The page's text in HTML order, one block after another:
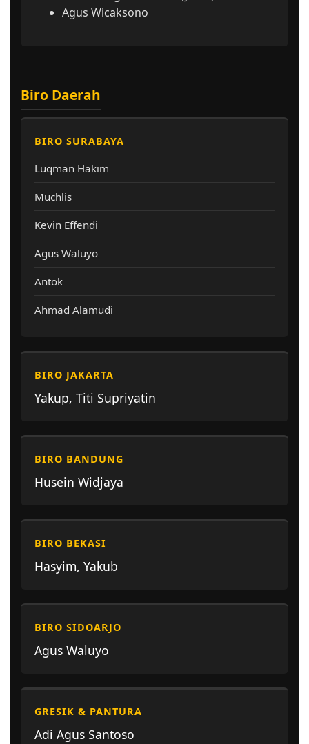
Agus Wicaksono
Biro Daerah
BIRO SURABAYA
Luqman Hakim
Muchlis
Kevin Effendi
Agus Waluyo
Antok
Ahmad Alamudi
BIRO JAKARTA
Yakup, Titi Supriyatin
BIRO BANDUNG
Husein Widjaya
BIRO BEKASI
Hasyim, Yakub
BIRO SIDOARJO
Agus Waluyo
GRESIK & PANTURA
Adi Agus Santoso